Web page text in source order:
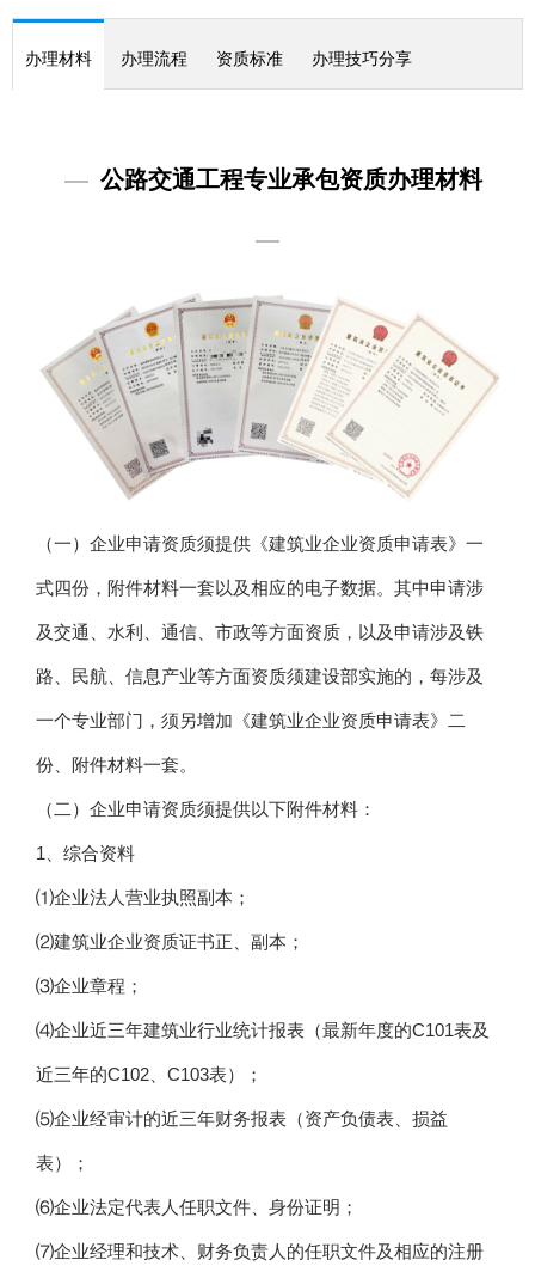
办理材料 办理流程 资质标准 办理技巧分享
— 公路交通工程专业承包资质办理材料
—
（一）企业申请资质须提供《建筑业企业资质申请表》一
式四份，附件材料一套以及相应的电子数据。其中申请涉
及交通、水利、通信、市政等方面资质，以及申请涉及铁
路、民航、信息产业等方面资质须建设部实施的，每涉及
一个专业部门，须另增加《建筑业企业资质申请表》二
份、附件材料一套。
（二）企业申请资质须提供以下附件材料：
1、综合资料
⑴企业法人营业执照副本；
⑵建筑业企业资质证书正、副本；
⑶企业章程；
⑷企业近三年建筑业行业统计报表（最新年度的C101表及
近三年的C102、C103表）；
⑸企业经审计的近三年财务报表（资产负债表、损益
表）；
⑹企业法定代表人任职文件、身份证明；
⑺企业经理和技术、财务负责人的任职文件及相应的注册